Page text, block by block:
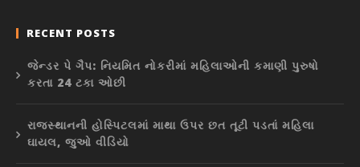
RECENT POSTS
જેન્ડર પે ગૈપ: નિયમિત નોકરીમાં મહિલાઓની કમાણી પુરુષો
કરતા 24 ટકા ઓછી
રાજસ્થાનની હોસ્પિટલમાં માથા ઉપર છત તૂટી પડતાં મહિલા
ઘાયલ, જુઓ વીડિયો